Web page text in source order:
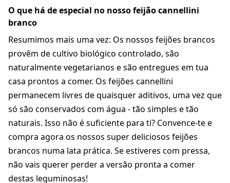
O que há de especial no nosso feijão cannellini
branco
Resumimos mais uma vez: Os nossos feijões brancos
provêm de cultivo biológico controlado, são
naturalmente vegetarianos e são entregues em tua
casa prontos a comer. Os feijões cannellini
permanecem livres de quaisquer aditivos, uma vez que
só são conservados com água - tão simples e tão
naturais. Isso não é suficiente para ti? Convence-te e
compra agora os nossos super deliciosos feijões
brancos numa lata prática. Se estiveres com pressa,
não vais querer perder a versão pronta a comer
destas leguminosas!